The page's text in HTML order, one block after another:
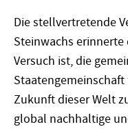
Die stellvertretende
Steinwachs erinnerte
Versuch ist, die
Zukunft dieser Welt
global nachhaltige